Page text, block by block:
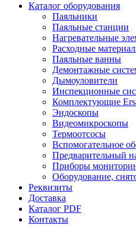
Каталог оборудования
Паяльники
Паяльные станции
Нагревательные
Расходные
Паяльные ванны
Демонтажные
Дымоуловители
Инспекционные
Комплектующие
Эндоскопы
Видеомикроскопы
Термоотсосы
Вспомогательное
Предварительный
Приборы
Оборудование,
Реквизиты
Доставка
Каталог PDF
Контакты